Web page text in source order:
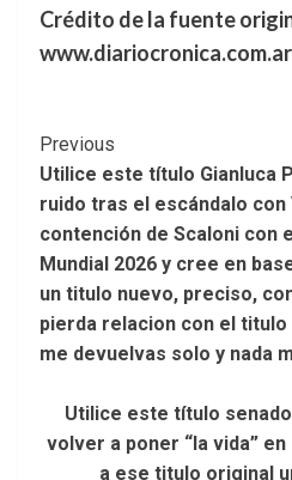
Crédito de la fuente
www.diariocronica.com.ar
Post
Navigation
Previous
Utilice este título Gianluca
ruido tras el escándalo con
contención de Scaloni con
Mundial 2026 y cree en
un titulo nuevo, preciso,
pierda relacion con el
me devuelvas solo y nada
Utilice este título
volver a poner “la vida”
a ese titulo original